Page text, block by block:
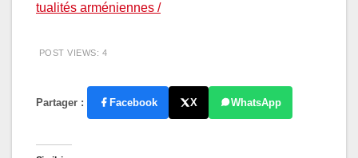
tualités arméniennes /
POST VIEWS: 4
Partager : Facebook X WhatsApp